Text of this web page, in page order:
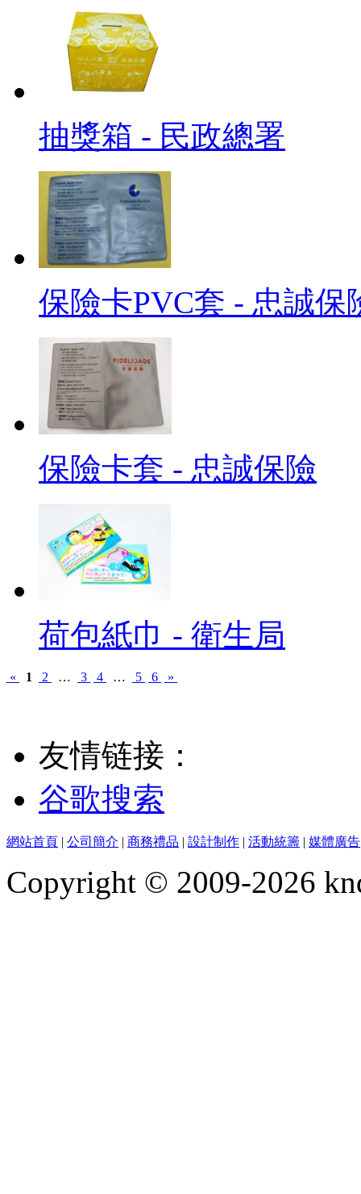
抽獎箱 - 民政總署
保險卡PVC套 - 忠誠保
保險卡套 - 忠誠保險
荷包紙巾 - 衛生局
« 1 2 … 3 4 … 5 6 »
友情链接：
谷歌搜索
網站首頁 | 公司簡介 | 商務禮品 | 設計制作 | 活動統籌 | 媒體廣告
Copyright © 2009-2026